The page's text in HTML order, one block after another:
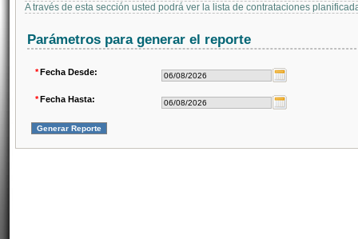
A través de esta sección usted podrá ver la lista de contrataciones
Parámetros para generar el reporte
*Fecha Desde:
*Fecha Hasta: